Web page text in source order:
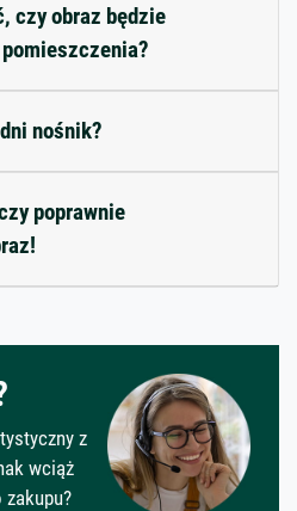
czy obraz będzie
nośnik?
poprawnie
z
wciąż